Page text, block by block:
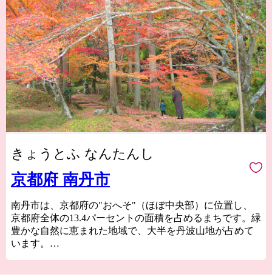
きょうとふ なんたんし
京都府 南丹市
南丹市は、京都府の"おへそ"（ほぼ中央部）に位置し、
京都府全体の13.4パーセントの面積を占めるまちです。緑
豊かな自然に恵まれた地域で、大半を丹波山地が占めて
います。